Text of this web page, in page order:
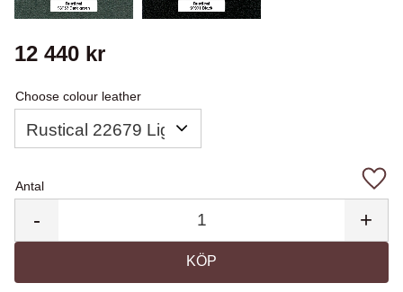
12 440 kr
Choose colour leather
Antal
+
-
KÖP